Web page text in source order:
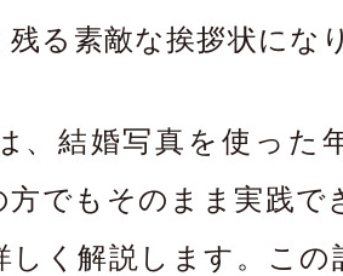
る素敵な挨拶状にな
、結婚写真を使った
方でもそのまま実践で
しく解説します。こ